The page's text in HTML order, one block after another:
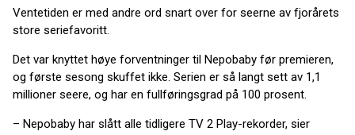
Ventetiden er med andre ord snart over for seerne av fjorårets
store seriefavoritt.
Det var knyttet høye forventninger til Nepobaby før premieren,
og første sesong skuffet ikke. Serien er så langt sett av 1,1
millioner seere, og har en fullføringsgrad på 100 prosent.
– Nepobaby har slått alle tidligere TV 2 Play-rekorder, sier